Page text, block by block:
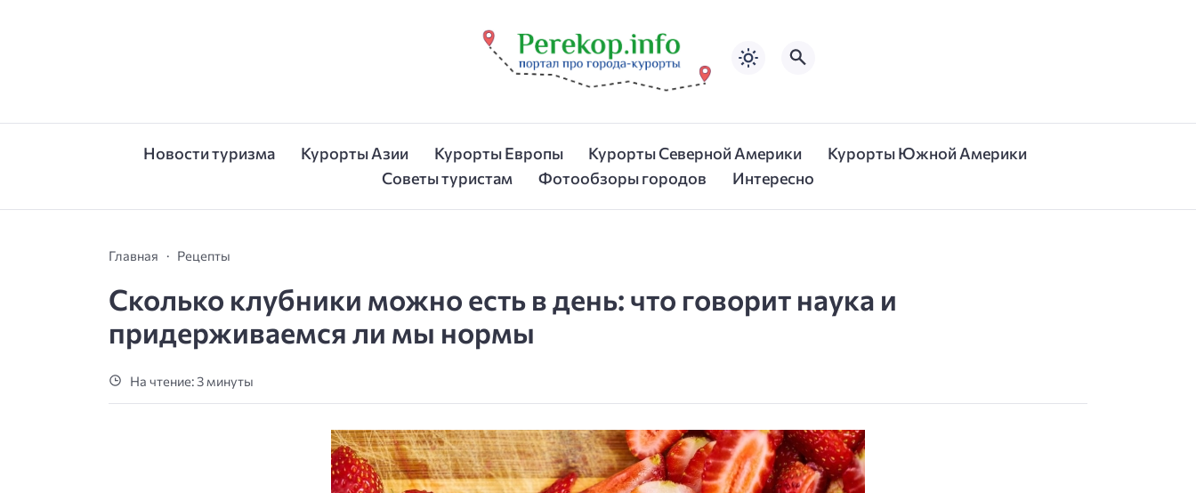
Новости туризма Курорты Азии Курорты Европы Курорты Северной Америки
Курорты Южной Америки
Советы туристам
Фотообзоры городов Интересно
Главная Рецепты
Сколько клубники можно есть в день: что говорит наука и
придерживаемся ли мы нормы
На чтение: 3 минуты